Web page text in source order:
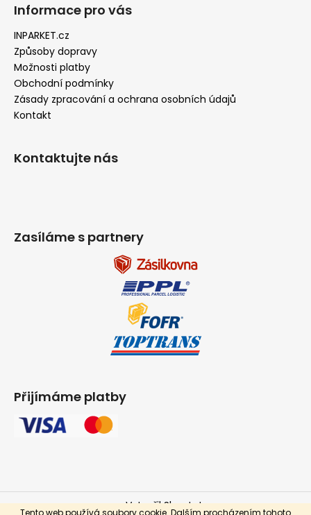
Informace pro vás
INPARKET.cz
Způsoby dopravy
Možnosti platby
Obchodní podmínky
Zásady zpracování a ochrana osobních údajů
Kontakt
Kontaktujte nás
Zasíláme s partnery
Přijímáme platby
Vytvořil Shoptet